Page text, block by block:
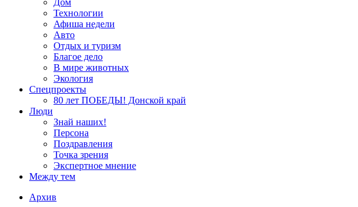
Дом
Технологии
Афиша недели
Авто
Отдых и туризм
Благое дело
В мире животных
Экология
Спецпроекты
80 лет ПОБЕДЫ! Донской край
Люди
Знай наших!
Персона
Поздравления
Точка зрения
Экспертное мнение
Между тем
Архив